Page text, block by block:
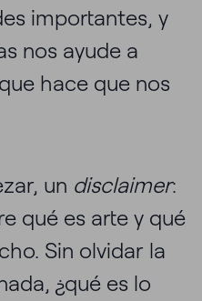
importantes, y
nos ayude a
hace que nos
un disclaimer:
qué es arte y qué
Sin olvidar la
¿qué es lo